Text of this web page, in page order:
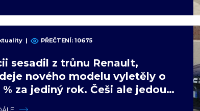
| PŘEČTENÍ: 10675
sesadil z trůnu Renault,
nového modelu vyletěly o
% za jediný rok. Češi ale jedou